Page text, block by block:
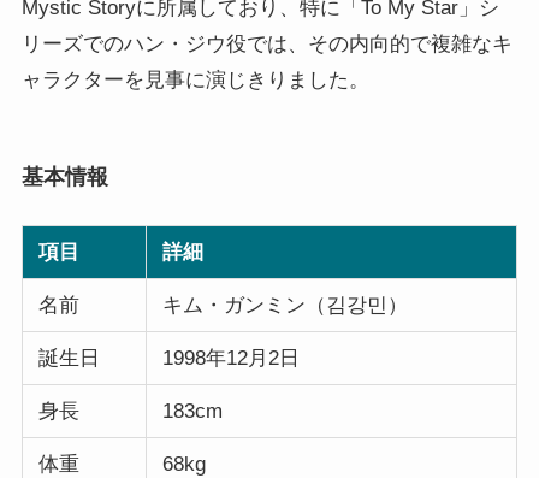
Mystic Storyに所属しており、特に「To My Star」シ
リーズでのハン・ジウ役では、その内向的で複雑なキ
ャラクターを見事に演じきりました。
基本情報
項目 詳細
名前 キム・ガンミン（김강민）
誕生日 1998年12月2日
身長 183cm
体重 68kg